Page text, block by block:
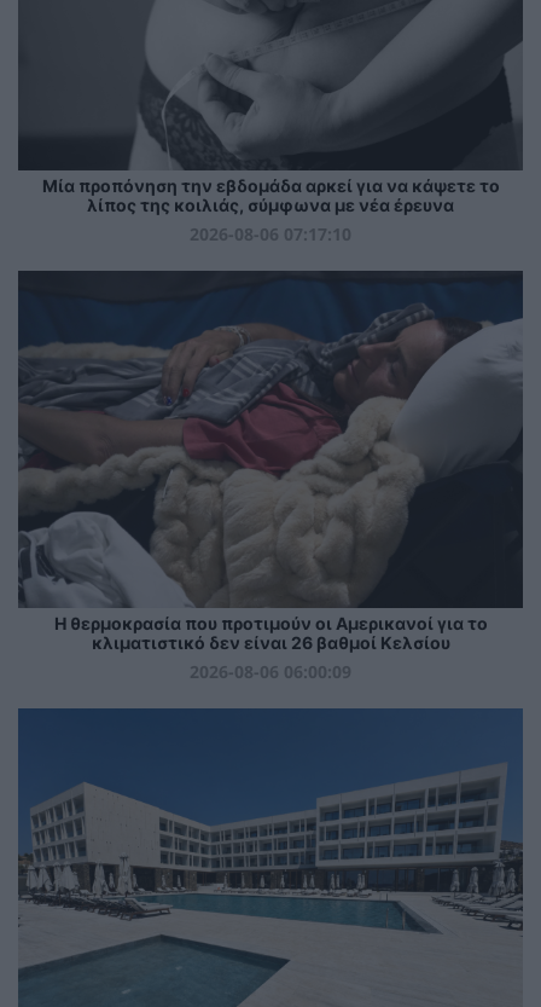
Μία προπόνηση την εβδομάδα αρκεί για να κάψετε το
λίπος της κοιλιάς, σύμφωνα με νέα έρευνα
2026-08-06 07:17:10
Η θερμοκρασία που προτιμούν οι Αμερικανοί για το
κλιματιστικό δεν είναι 26 βαθμοί Κελσίου
2026-08-06 06:00:09